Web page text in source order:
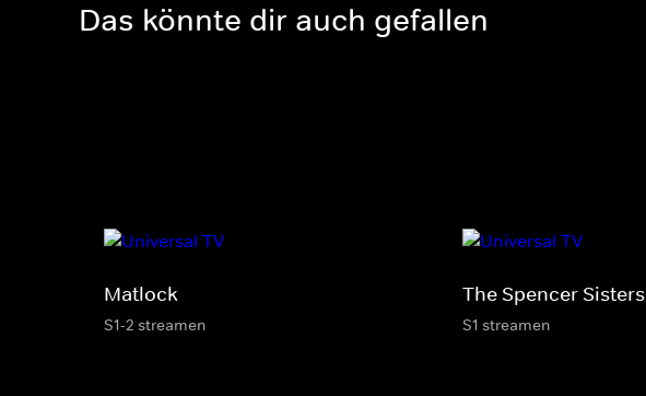
Das könnte dir auch gefallen
Matlock
S1-2 streamen
The Spencer Sisters
S1 streamen